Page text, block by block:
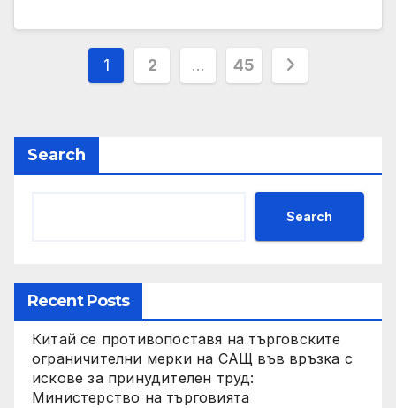
Posts
1 2 … 45
Search
Search
Recent Posts
Китай се противопоставя на търговските
ограничителни мерки на САЩ във връзка с
искове за принудителен труд:
Министерство на търговията